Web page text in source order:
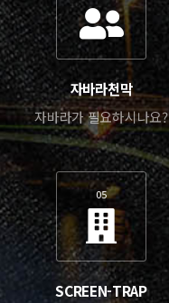
자바라천막
자바라가 필요하시나요?
05
SCREEN-TRAP